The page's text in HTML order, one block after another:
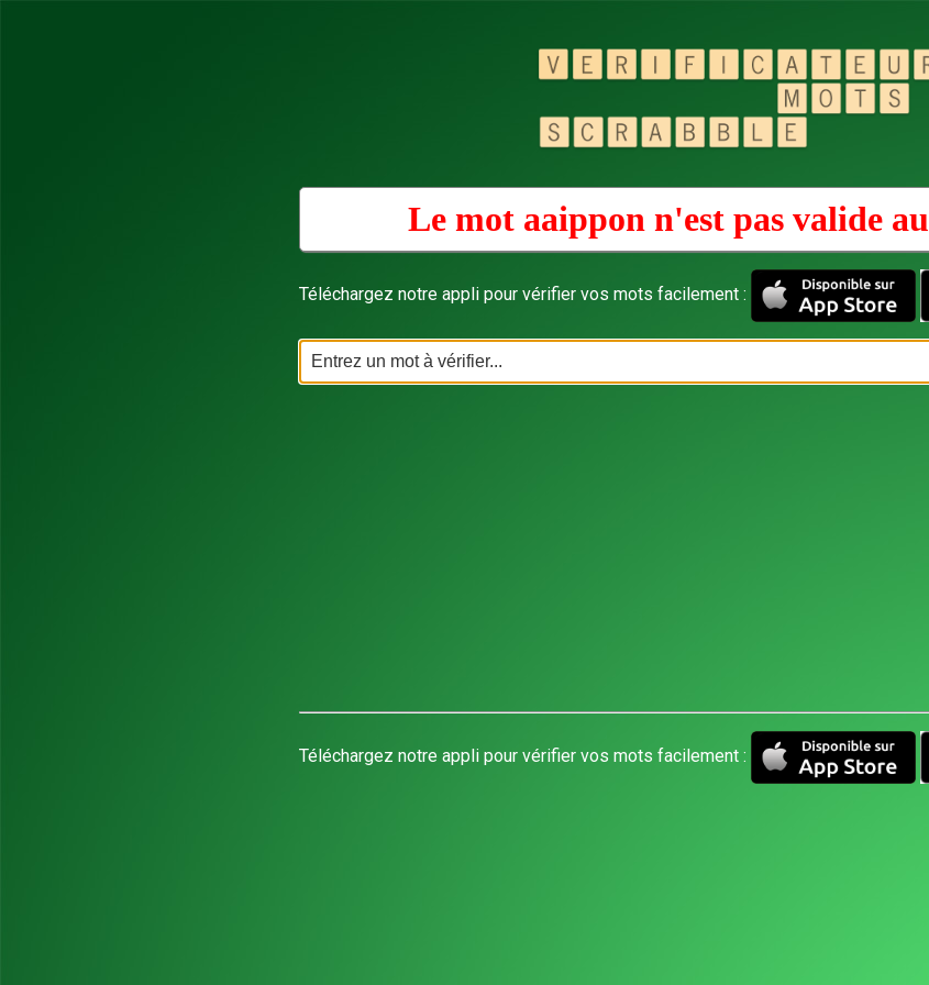
Le mot aaippon n'est pas valide au
Téléchargez notre appli pour vérifier vos mots facilement :
Téléchargez notre appli pour vérifier vos mots facilement :